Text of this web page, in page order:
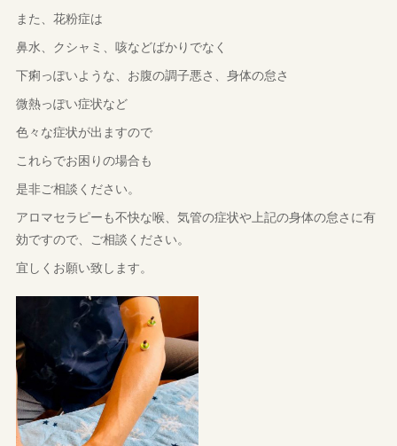
また、花粉症は
鼻水、クシャミ、咳などばかりでなく
下痢っぽいような、お腹の調子悪さ、身体の怠さ
微熱っぽい症状など
色々な症状が出ますので
これらでお困りの場合も
是非ご相談ください。
アロマセラピーも不快な喉、気管の症状や上記の身体の怠さに有
効ですので、ご相談ください。
宜しくお願い致します。